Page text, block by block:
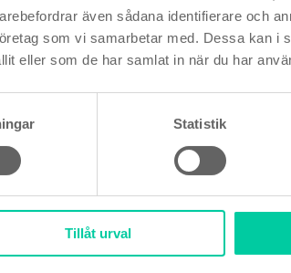
även sådana identifierare och
som vi samarbetar med. Dessa kan i
eller som de har samlat in när du har
Statistik
Tillåt urval
större öppenhet och
oro för att förlora.
Läs mer
önskebarnet